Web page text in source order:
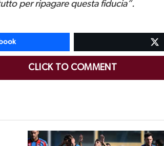
per ripagare questa fiducia”.
CLICK TO COMMENT